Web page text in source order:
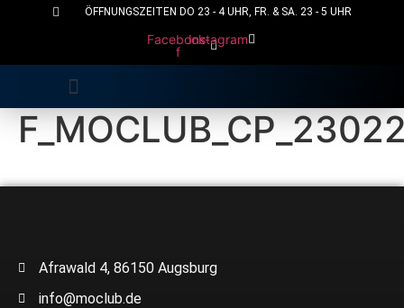
ÖFFNUNGSZEITEN DO 23 - 4 UHR, FR. & SA. 23 - 5 UHR
Facebook-
f
Instagram
Afrawald 4, 86150 Augsburg
info@moclub.de